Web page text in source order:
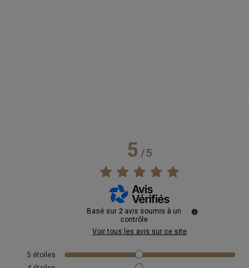
5/5
Basé sur 2 avis soumis à un
contrôle
Voir tous les avis sur ce site
5 étoiles